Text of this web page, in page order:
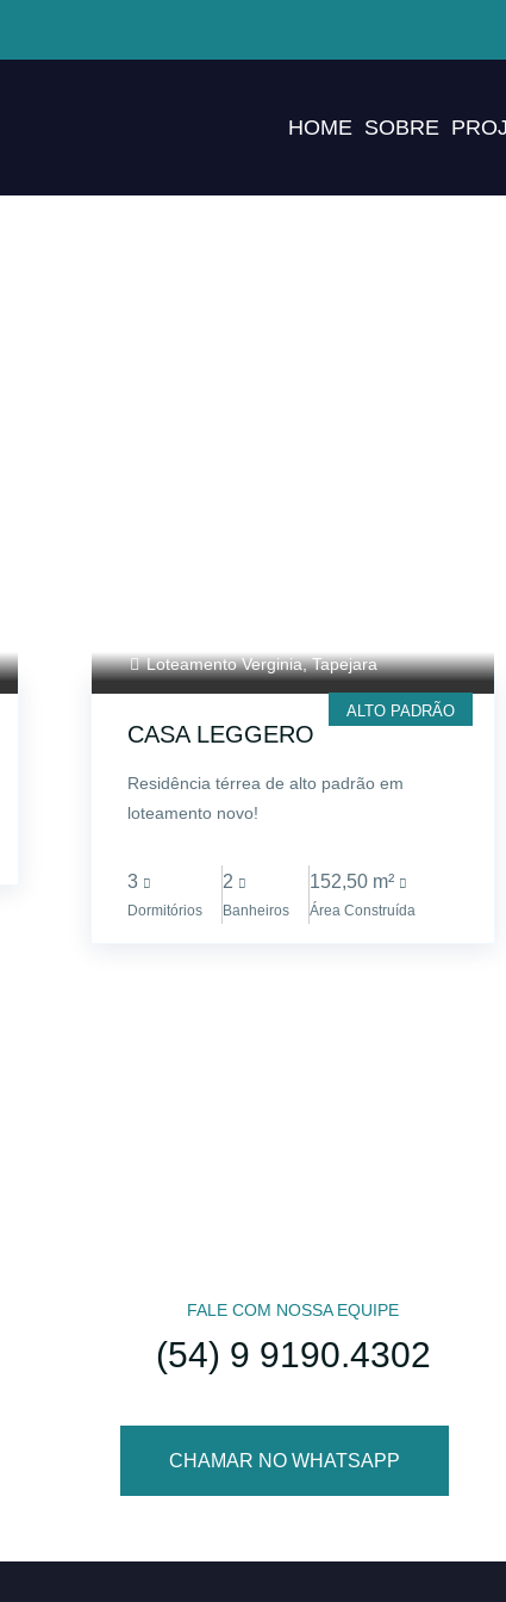
HOME SOBRE
Loteamento Verginia, Tapejara
ALTO PADRÃO
CASA LEGGERO
Residência térrea de alto padrão em
loteamento novo!
3
Dormitórios
2
Banheiros
152,50 m²
Área Construída
FALE COM NOSSA EQUIPE
(54) 9 9190.4302
CHAMAR NO WHATSAPP